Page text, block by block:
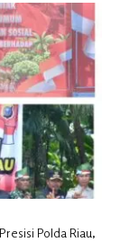
Polda Riau,